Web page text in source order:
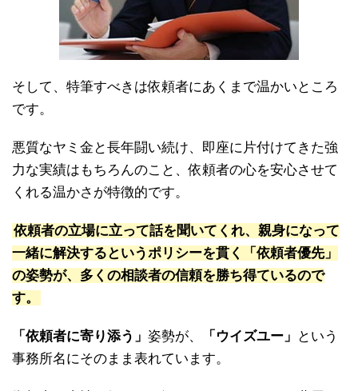
そして、特筆すべきは依頼者にあくまで温かいところ
です。
悪質なヤミ金と長年闘い続け、即座に片付けてきた強
力な実績はもちろんのこと、依頼者の心を安心させて
くれる温かさが特徴的です。
依頼者の立場に立って話を聞いてくれ、親身になって
一緒に解決するというポリシーを貫く「依頼者優先」
の姿勢が、多くの相談者の信頼を勝ち得ているので
す。
「依頼者に寄り添う」 姿勢が、 「ウイズユー」
という
事務所名にそのまま表れています。